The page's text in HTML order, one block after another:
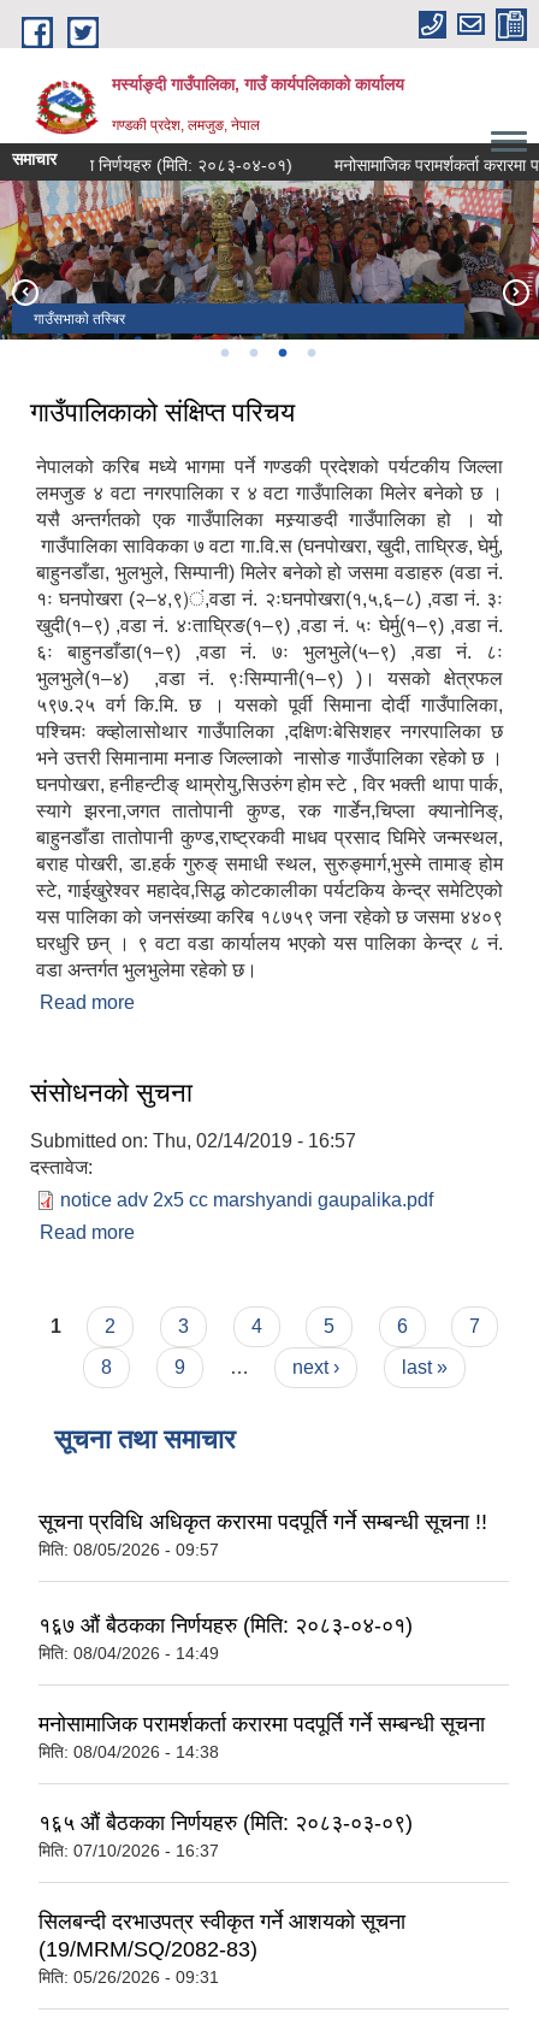
Skip to main content
मर्स्याङ्दी गाउँपालिका, गाउँ कार्यपलिकाको कार्यालय
गण्डकी प्रदेश, लमजुङ, नेपाल
समाचार
बैठकका निर्णयहरु (मिति: २०८३-०४-०१) मनोसामाजिक परामर्शकर्ता करारमा
गाउँपालिकाकाे कार्यालय, भुलभुले, गण्डकी प्रदेश, लमजुङ ।
हामखाेला झरना
गाउँसभाकाे तस्बिर
१७ औं गाउँसभाको निति तथा कार्यक्रम वाचन गर्दै सभा अध्यक्षज्यू
गाउँपालिकाको संक्षिप्त परिचय
नेपालको करिब मध्ये भागमा पर्ने गण्डकी प्रदेशको पर्यटकीय जिल्ला
लमजुङ ४ वटा नगरपालिका र ४ वटा गाउँपालिका मिलेर बनेको छ ।
यसै अन्तर्गतको एक गाउँपालिका मस्र्याङदी गाउँपालिका हो । यो
गाउँपालिका साविकका ७ वटा गा.वि.स (घनपोखरा, खुदी, ताघ्रिङ, घेर्मु,
बाहुनडाँडा, भुलभुले, सिम्पानी) मिलेर बनेको हो जसमा वडाहरु (वडा नं.
१ः घनपोखरा (२–४,९)ं,वडा नं. २ःघनपोखरा(१,५,६–८) ,वडा नं. ३ः
खुदी(१–९) ,वडा नं. ४ःताघ्रिङ(१–९) ,वडा नं. ५ः घेर्मु(१–९) ,वडा नं.
६ः बाहुनडाँडा(१–९) ,वडा नं. ७ः भुलभुले(५–९) ,वडा नं. ८ः
भुलभुले(१–४) ,वडा नं. ९ःसिम्पानी(१–९) )। यसको क्षेत्रफल
५९७.२५ वर्ग कि.मि. छ । यसको पूर्वी सिमाना दोर्दी गाउँपालिका,
पश्चिमः क्व्होलासोथार गाउँपालिका ,दक्षिणःबेसिशहर नगरपालिका छ
भने उत्तरी सिमानामा मनाङ जिल्लाको नासोङ गाउँपालिका रहेको छ ।
घनपोखरा, हनीहन्टीङ् थाम्रोयु,सिउरुंग होम स्टे , विर भक्ती थापा पार्क,
स्यागे झरना,जगत तातोपानी कुण्ड, रक गार्डेन,चिप्ला क्यानोनिङ्,
बाहुनडाँडा तातोपानी कुण्ड,राष्ट्रकवी माधव प्रसाद घिमिरे जन्मस्थल,
बराह पोखरी, डा.हर्क गुरुङ् समाधी स्थल, सुरुङ्मार्ग,भुस्मे तामाङ् होम
स्टे, गाईखुरेश्वर महादेव,सिद्ध कोटकालीका पर्यटकिय केन्द्र समेटिएको
यस पालिका को जनसंख्या करिब १८७५९ जना रहेको छ जसमा ४४०९
घरधुरि छन् । ९ वटा वडा कार्यालय भएको यस पालिका केन्द्र ८ नं.
वडा अन्तर्गत भुलभुलेमा रहेको छ।
Read more
स‌ंसाेधनकाे सुचना
Submitted on: Thu, 02/14/2019 - 16:57
दस्तावेज:
notice adv 2x5 cc marshyandi gaupalika.pdf
Read more
Pages
1 2 3 4 5 6
7
8
9 … next › last »
सूचना तथा समाचार
सूचना प्रविधि अधिकृत करारमा पदपूर्ति गर्ने सम्बन्धी सूचना !!
मिति: 08/05/2026 - 09:57
१६़७ औं बैठकका निर्णयहरु (मिति: २०८३-०४-०१)
मिति: 08/04/2026 - 14:49
मनोसामाजिक परामर्शकर्ता करारमा पदपूर्ति गर्ने सम्बन्धी सूचना
मिति: 08/04/2026 - 14:38
१६़५ औं बैठकका निर्णयहरु (मिति: २०८३-०३-०९)
मिति: 07/10/2026 - 16:37
सिलबन्दी दरभाउपत्र स्वीकृत गर्ने आशयको सूचना
(19/MRM/SQ/2082-83)
मिति: 05/26/2026 - 09:31